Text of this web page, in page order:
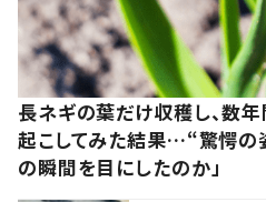
長ネギの葉だけ収穫し、数
起こしてみた結果…“驚愕の
の瞬間を目にしたのか」